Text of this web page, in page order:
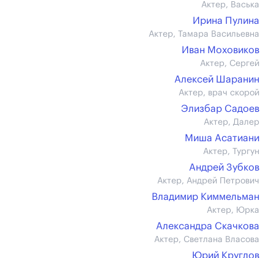
Актер, Васька
Ирина Пулина
Актер, Тамара Васильевна
Иван Моховиков
Актер, Сергей
Алексей Шаранин
Актер, врач скорой
Элизбар Садоев
Актер, Далер
Миша Асатиани
Актер, Тургун
Андрей Зубков
Актер, Андрей Петрович
Владимир Киммельман
Актер, Юрка
Александра Скачкова
Актер, Светлана Власова
Юрий Круглов